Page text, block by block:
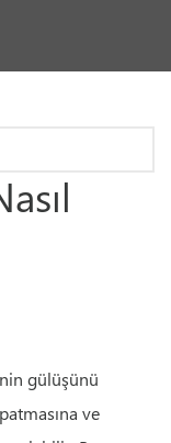
gülüşünü
ve